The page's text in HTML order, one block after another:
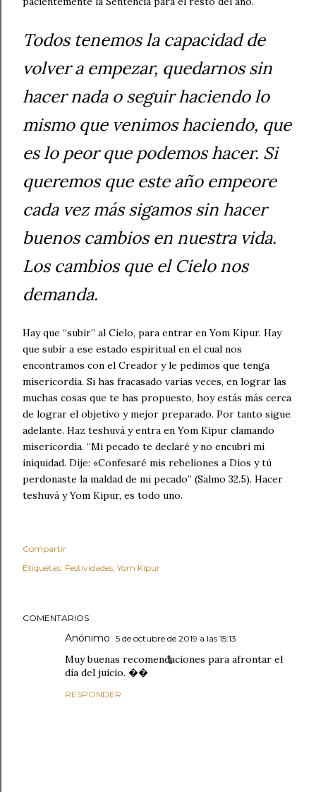
Todos tenemos la capacidad de
volver a empezar, quedarnos sin
hacer nada o seguir haciendo lo
mismo que venimos haciendo, que
es lo peor que podemos hacer. Si
queremos que este año empeore
cada vez más sigamos sin hacer
buenos cambios en nuestra vida.
Los cambios que el Cielo nos
demanda.
Hay que “subir” al Cielo, para entrar en Yom Kipur. Hay
que subir a ese estado espiritual en el cual nos
encontramos con el Creador y le pedimos que tenga
misericordia. Si has fracasado varias veces, en lograr las
muchas cosas que te has propuesto, hoy estás más cerca
de lograr el objetivo y mejor preparado. Por tanto sigue
adelante. Haz teshuvá y entra en Yom Kipur clamando
misericordia. “Mi pecado te declaré y no encubrí mi
iniquidad. Dije: «Confesaré mis rebeliones a Dios y tú
perdonaste la maldad de mi pecado” (Salmo 32.5). Hacer
teshuvá y Yom Kipur, es todo uno.
Compartir
Etiquetas: Festividades Yom Kipur
COMENTARIOS
Anónimo 5 de octubre de 2019 a las 15:13
Muy buenas recomendaciones para afrontar el
día del juicio. ��
RESPONDER